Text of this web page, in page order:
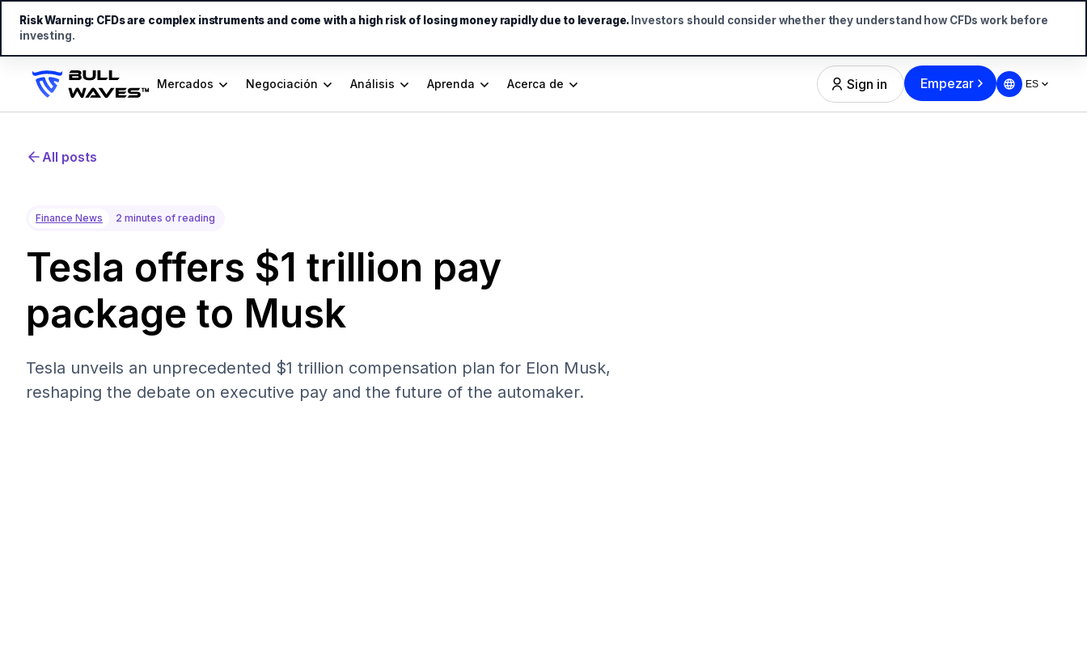
Mercados Negociación Análisis Aprenda Acerca de Sign in Empezar ES
All posts
Finance News 2 minutes of reading
Tesla offers $1 trillion pay
package to Musk
Tesla unveils an unprecedented $1 trillion compensation plan for Elon Musk,
reshaping the debate on executive pay and the future of the automaker.
Risk Warning: CFDs are complex instruments and come with a high risk of losing money rapidly due to leverage. Investors should consider whether they understand how CFDs work before
investing.